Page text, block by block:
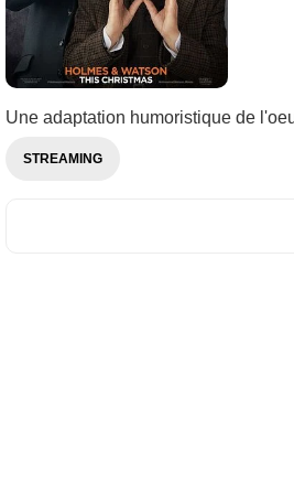
Une adaptation humoristique de
STREAMING